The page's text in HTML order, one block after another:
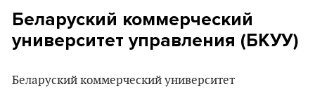
Беларуский коммерческий
университет управления (БКУУ)
Беларуский коммерческий университет